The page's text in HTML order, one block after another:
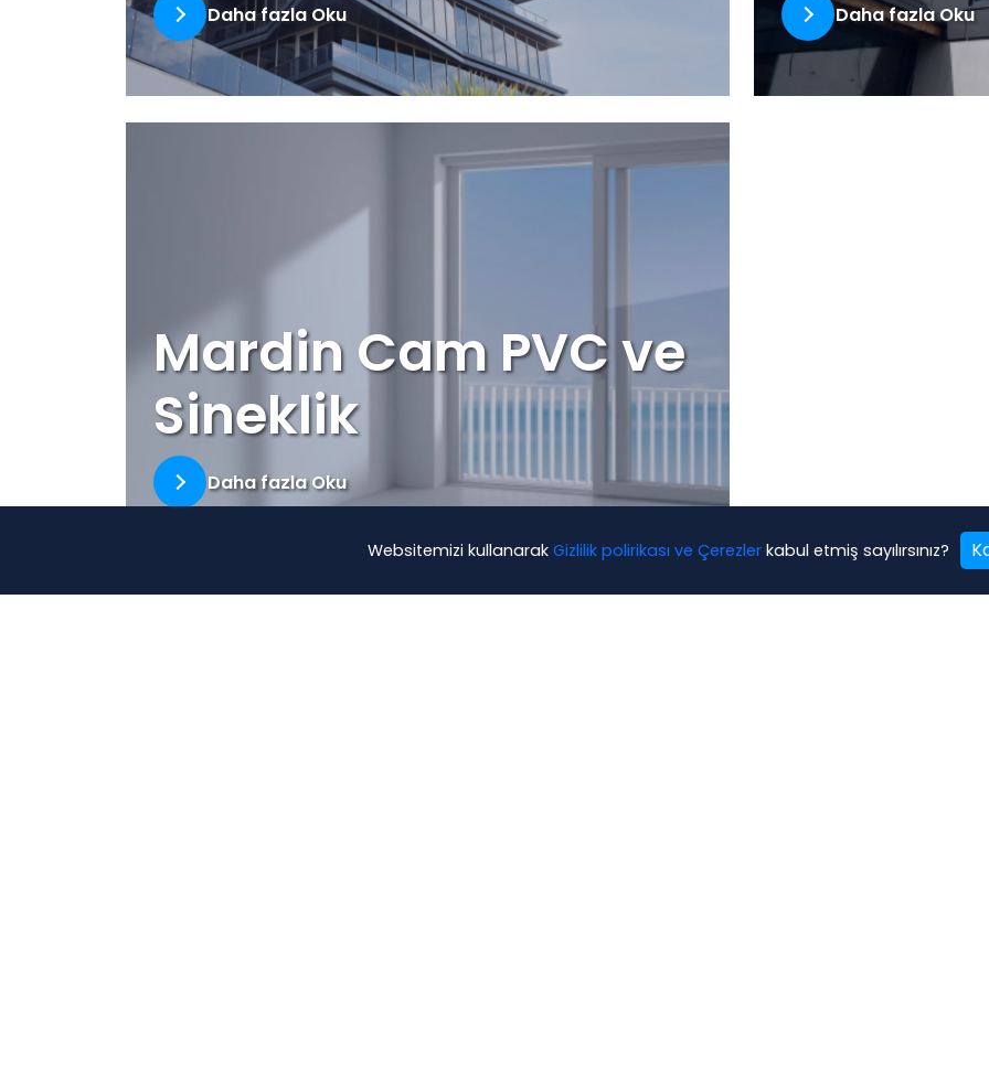
Daha fazla Oku Daha fazla Oku
Mardin Cam PVC ve
Sineklik
Daha fazla Oku
Websitemizi kullanarak Gizlilik polirikası ve Çerezler kabul etmiş sayılırsınız?